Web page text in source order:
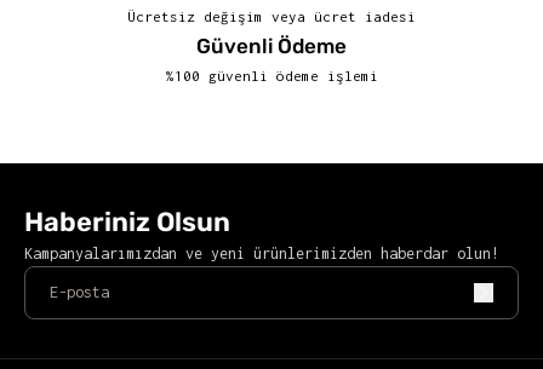
Ücretsiz değişim veya ücret iadesi
Güvenli Ödeme
%100 güvenli ödeme işlemi
Haberiniz Olsun
Kampanyalarımızdan ve yeni ürünlerimizden haberdar olun!